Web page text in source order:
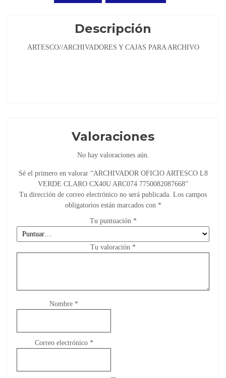
Descripción
ARTESCO//ARCHIVADORES Y CAJAS PARA ARCHIVO
Valoraciones
No hay valoraciones aún.
Sé el primero en valorar “ARCHIVADOR OFICIO ARTESCO L8
VERDE CLARO CX40U ARC074 7750082087668”
Tu dirección de correo electrónico no será publicada. Los campos
obligatorios están marcados con *
Tu puntuación *
Tu valoración *
Nombre *
Correo electrónico *